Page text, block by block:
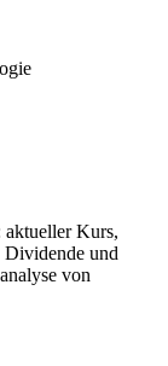
aktueller Kurs,
und
von